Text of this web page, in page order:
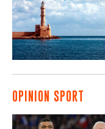
OPINION SPORT